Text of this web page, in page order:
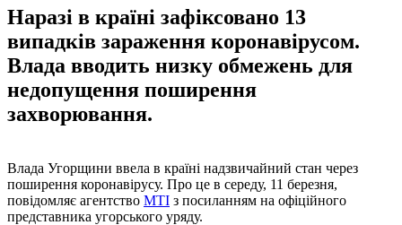
Наразі в країні зафіксовано 13
випадків зараження коронавірусом.
Влада вводить низку обмежень для
недопущення поширення
захворювання.
Влада Угорщини ввела в країні надзвичайний стан через
поширення коронавірусу. Про це в середу, 11 березня,
повідомляє агентство MTI з посиланням на офіційного
представника угорського уряду.